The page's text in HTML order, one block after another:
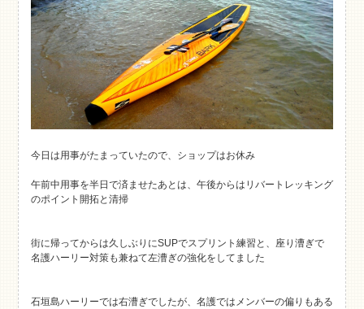
今日は用事がたまっていたので、ショップはお休み
午前中用事を半日で済ませたあとは、午後からはリバートレッキング
のポイント開拓と清掃
街に帰ってからは久しぶりにSUPでスプリント練習と、座り漕ぎで
名護ハーリー対策も兼ねて左漕ぎの強化をしてました
石垣島ハーリーでは右漕ぎでしたが、名護ではメンバーの偏りもある